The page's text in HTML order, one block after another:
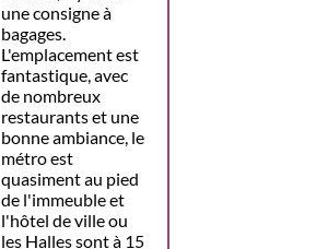
une consigne à
bagages.
L'emplacement est
fantastique, avec
de nombreux
restaurants et une
bonne ambiance, le
métro est
quasiment au pied
de l'immeuble et
l'hôtel de ville ou
les Halles sont à 15